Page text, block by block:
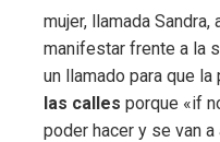
mujer, llamada
manifestar frente a la
un llamado para que
las calles porque «if
poder hacer y se van a